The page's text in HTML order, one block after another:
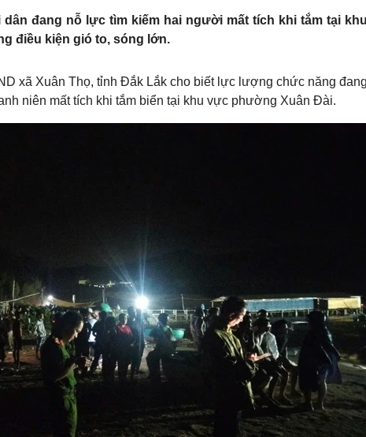
đang nỗ lực tìm kiếm hai người mất tích khi tắm tại khu
điều kiện gió to, sóng lớn.
xã Xuân Thọ, tỉnh Đắk Lắk cho biết lực lượng chức năng đang
niên mất tích khi tắm biển tại khu vực phường Xuân Đài.